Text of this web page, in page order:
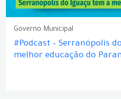
Governo Municipal
#Podcast – Serranópolis
melhor educação do